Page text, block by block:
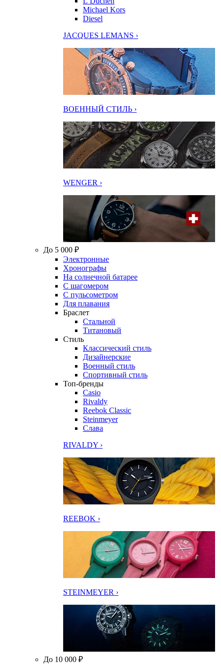
Michael Kors
Diesel
JACQUES LEMANS ›
ВОЕННЫЙ СТИЛЬ ›
WENGER ›
До 5 000 ₽
Электронные
Хронографы
На солнечной батарее
С шагомером
С пульсометром
Для плавания
Браслет
Стальной
Титановый
Стиль
Классический стиль
Дизайнерские
Военный стиль
Спортивный стиль
Топ-бренды
Casio
Rivaldy
Reebok Classic
Steinmeyer
Слава
RIVALDY ›
REEBOK ›
STEINMEYER ›
До 10 000 ₽